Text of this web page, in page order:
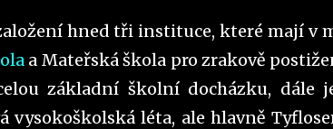
hned tři instituce, které mají v
a Mateřská škola pro zrakově
základní školní docházku, dále
vysokoškolská léta, ale hlavně